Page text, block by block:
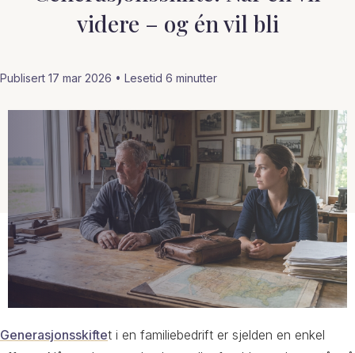
videre – og én vil bli
Publisert 17 mar 2026 • Lesetid 6 minutter
Generasjonsskiftet i en familiebedrift er sjelden en enkel